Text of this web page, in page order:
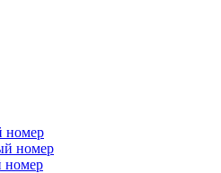
номер
номер
номер